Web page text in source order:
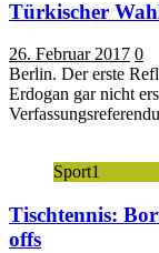
Türkischer
26. Februar 2017 0
Berlin. Der erste
Erdogan gar nicht
Sport1
Tischtennis:
offs